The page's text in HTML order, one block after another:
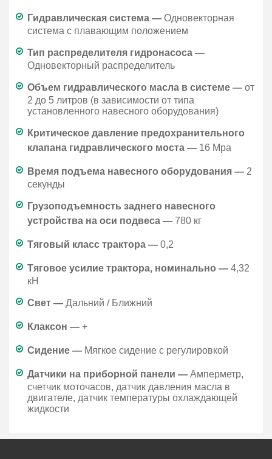
Гидравлическая система — Одновекторная
система с плавающим положением
Тип распределителя гидронасоса —
Одновекторный распределитель
Объем гидравлического масла в системе — от
2 до 5 литров (в зависимости от типа
установленного навесного оборудования)
Критическое давление предохранительного
клапана гидравлического моста — 16 Mpa
Время подъема навесного оборудования — 2
секунды
Грузоподъемность заднего навесного
устройства на оси подвеса — 780 кг
Тяговый класс трактора — 0,2
Тяговое усилие трактора, номинально — 4,32
кН
Свет — Дальний / Ближний
Клаксон — +
Сидение — Мягкое сидение с регулировкой
Датчики на приборной панели — Амперметр,
счетчик моточасов, датчик давления масла в
двигателе, датчик температуры охлаждающей
жидкости